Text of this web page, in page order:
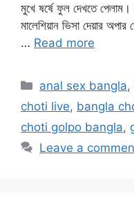
মুখে ষর্ষে ফুল দেখতে পেলাম।
মালেশিয়ান ভিসা দেয়ার অপার
… Read more
Categories
anal sex bangla,
choti live, bangla
choti golpo bangla,
Leave a